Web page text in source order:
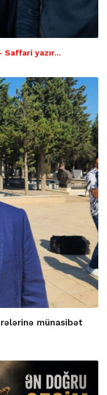
Saffari yazır…
münasibət